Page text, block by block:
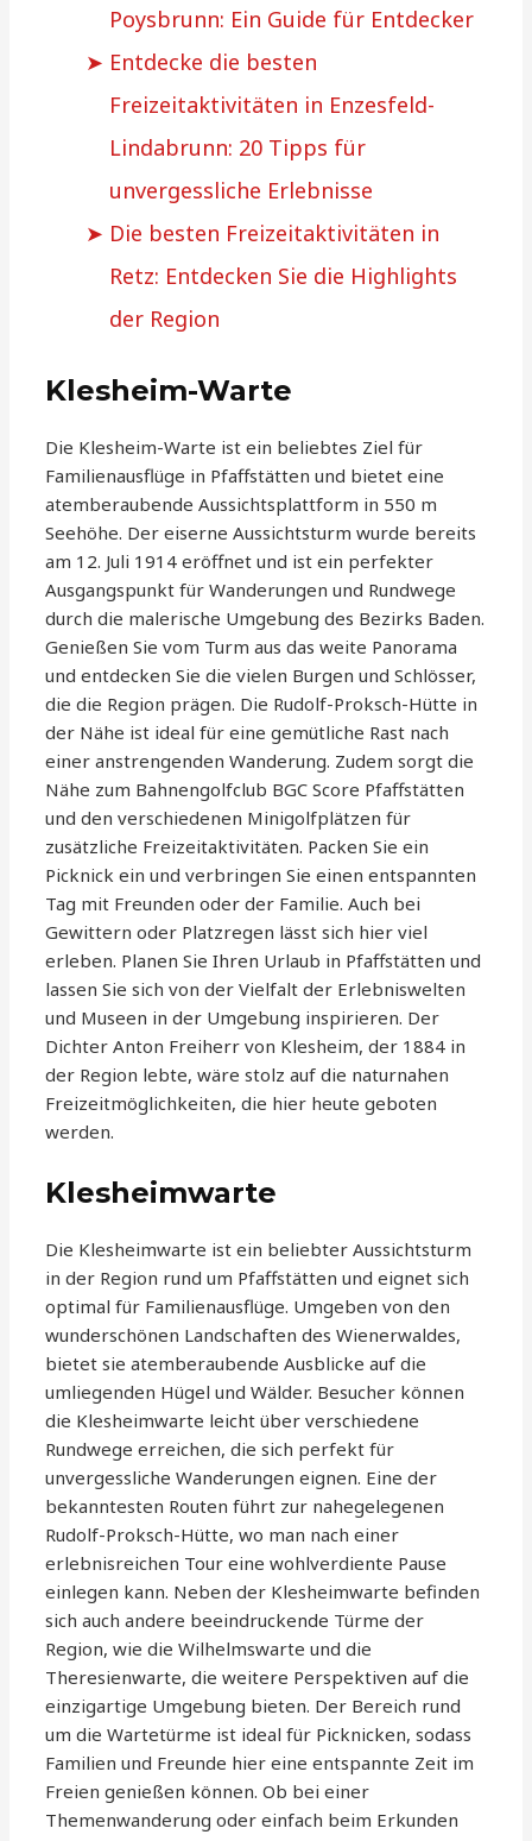
Poysbrunn: Ein Guide für Entdecker
Entdecke die besten
Freizeitaktivitäten in Enzesfeld-
Lindabrunn: 20 Tipps für
unvergessliche Erlebnisse
Die besten Freizeitaktivitäten in
Retz: Entdecken Sie die Highlights
der Region
Klesheim-Warte
Die Klesheim-Warte ist ein beliebtes Ziel für
Familienausflüge in Pfaffstätten und bietet eine
atemberaubende Aussichtsplattform in 550 m
Seehöhe. Der eiserne Aussichtsturm wurde bereits
am 12. Juli 1914 eröffnet und ist ein perfekter
Ausgangspunkt für Wanderungen und Rundwege
durch die malerische Umgebung des Bezirks Baden.
Genießen Sie vom Turm aus das weite Panorama
und entdecken Sie die vielen Burgen und Schlösser,
die die Region prägen. Die Rudolf-Proksch-Hütte in
der Nähe ist ideal für eine gemütliche Rast nach
einer anstrengenden Wanderung. Zudem sorgt die
Nähe zum Bahnengolfclub BGC Score Pfaffstätten
und den verschiedenen Minigolfplätzen für
zusätzliche Freizeitaktivitäten. Packen Sie ein
Picknick ein und verbringen Sie einen entspannten
Tag mit Freunden oder der Familie. Auch bei
Gewittern oder Platzregen lässt sich hier viel
erleben. Planen Sie Ihren Urlaub in Pfaffstätten und
lassen Sie sich von der Vielfalt der Erlebniswelten
und Museen in der Umgebung inspirieren. Der
Dichter Anton Freiherr von Klesheim, der 1884 in
der Region lebte, wäre stolz auf die naturnahen
Freizeitmöglichkeiten, die hier heute geboten
werden.
Klesheimwarte
Die Klesheimwarte ist ein beliebter Aussichtsturm
in der Region rund um Pfaffstätten und eignet sich
optimal für Familienausflüge. Umgeben von den
wunderschönen Landschaften des Wienerwaldes,
bietet sie atemberaubende Ausblicke auf die
umliegenden Hügel und Wälder. Besucher können
die Klesheimwarte leicht über verschiedene
Rundwege erreichen, die sich perfekt für
unvergessliche Wanderungen eignen. Eine der
bekanntesten Routen führt zur nahegelegenen
Rudolf-Proksch-Hütte, wo man nach einer
erlebnisreichen Tour eine wohlverdiente Pause
einlegen kann. Neben der Klesheimwarte befinden
sich auch andere beeindruckende Türme der
Region, wie die Wilhelmswarte und die
Theresienwarte, die weitere Perspektiven auf die
einzigartige Umgebung bieten. Der Bereich rund
um die Wartetürme ist ideal für Picknicken, sodass
Familien und Freunde hier eine entspannte Zeit im
Freien genießen können. Ob bei einer
Themenwanderung oder einfach beim Erkunden